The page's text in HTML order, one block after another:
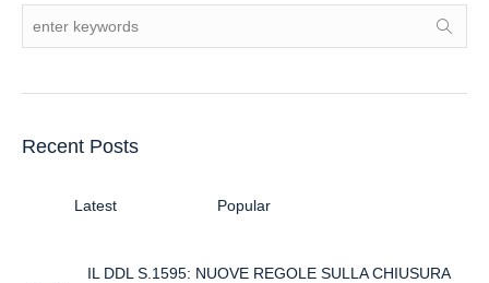
Recent Posts
Latest Popular
IL DDL S.1595: NUOVE REGOLE SULLA CHIUSURA